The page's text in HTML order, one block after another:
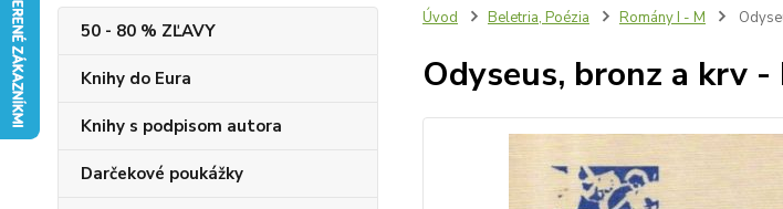
50 - 80 % ZĽAVY
Knihy do Eura
Knihy s podpisom autora
Darčekové poukážky
Úvod Beletria, Poézia Romány I - M
Odyseus, bronz a krv -